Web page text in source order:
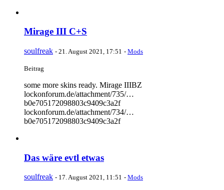
Mirage III C+S
soulfreak - 21. August 2021, 17:51 - Mods
Beitrag
some more skins ready. Mirage IIIBZ
lockonforum.de/attachment/735/…
b0e705172098803c9409c3a2f
lockonforum.de/attachment/734/…
b0e705172098803c9409c3a2f
Das wäre evtl etwas
soulfreak - 17. August 2021, 11:51 - Mods